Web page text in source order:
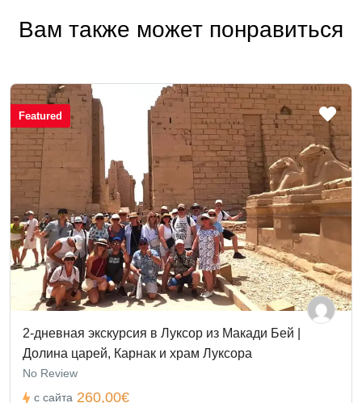
Вам также может понравиться
Featured
2-дневная экскурсия в Луксор из Макади Бей |
Долина царей, Карнак и храм Луксора
No Review
с сайта 260,00€